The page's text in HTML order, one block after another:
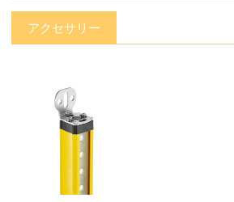
アクセサリー